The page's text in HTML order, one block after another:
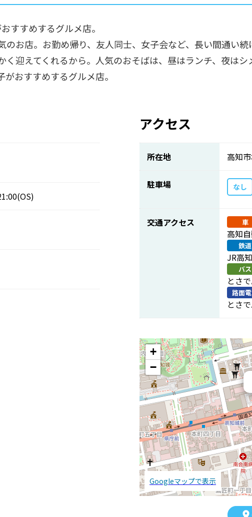
すすめするグルメ店。
お店。お勤め帰り、友人同士、女子会など、長い間通い
迎えてくれるから。人気のおそばは、昼はランチ、夜は
おすすめするグルメ店。
アクセス
所在地 高知
駐車場 なし
交通アクセス 車
高知
鉄道
JR高
バス
とさ
路面
とさ
+
−
Googleマップで表示